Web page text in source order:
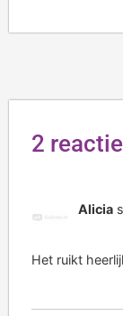
2
Alicia
Het ruikt